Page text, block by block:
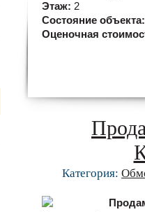
Этаж: 2
Состояние
Оценочная
Категория: